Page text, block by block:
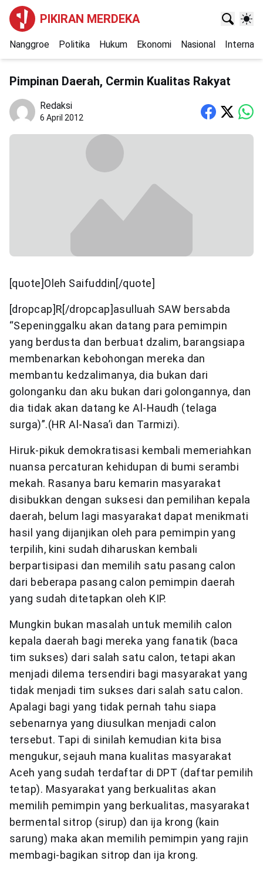
PIKIRAN MERDEKA
Nanggroe Politika Hukum Ekonomi Nasional
Pimpinan Daerah, Cermin Kualitas Rakyat
Redaksi
6 April 2012
[quote]Oleh Saifuddin[/quote]
[dropcap]R[/dropcap]asulluah SAW bersabda
“Sepeninggalku akan datang para pemimpin
yang berdusta dan berbuat dzalim, barangsiapa
membenarkan kebohongan mereka dan
membantu kedzalimanya, dia bukan dari
golonganku dan aku bukan dari golongannya, dan
dia tidak akan datang ke Al-Haudh (telaga
surga)”.(HR Al-Nasa’i dan Tarmizi).
Hiruk-pikuk demokratisasi kembali memeriahkan
nuansa percaturan kehidupan di bumi serambi
mekah. Rasanya baru kemarin masyarakat
disibukkan dengan suksesi dan pemilihan kepala
daerah, belum lagi masyarakat dapat menikmati
hasil yang dijanjikan oleh para pemimpin yang
terpilih, kini sudah diharuskan kembali
berpartisipasi dan memilih satu pasang calon
dari beberapa pasang calon pemimpin daerah
yang sudah ditetapkan oleh KIP.
Mungkin bukan masalah untuk memilih calon
kepala daerah bagi mereka yang fanatik (baca
tim sukses) dari salah satu calon, tetapi akan
menjadi dilema tersendiri bagi masyarakat yang
tidak menjadi tim sukses dari salah satu calon.
Apalagi bagi yang tidak pernah tahu siapa
sebenarnya yang diusulkan menjadi calon
tersebut. Tapi di sinilah kemudian kita bisa
mengukur, sejauh mana kualitas masyarakat
Aceh yang sudah terdaftar di DPT (daftar pemilih
tetap). Masyarakat yang berkualitas akan
memilih pemimpin yang berkualitas, masyarakat
bermental sitrop (sirup) dan ija krong (kain
sarung) maka akan memilih pemimpin yang rajin
membagi-bagikan sitrop dan ija krong.